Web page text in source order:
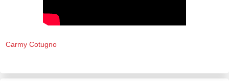
Carmy Cotugno